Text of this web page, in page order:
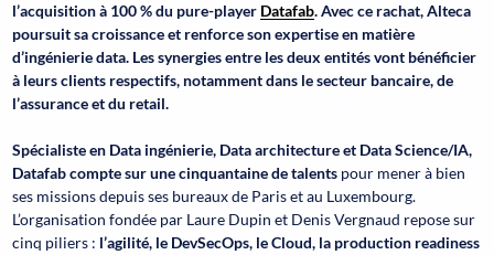
l’acquisition à 100 % du pure-player Datafab. Avec ce rachat, Alteca
poursuit sa croissance et renforce son expertise en matière
d’ingénierie data. Les synergies entre les deux entités vont bénéficier
à leurs clients respectifs, notamment dans le secteur bancaire, de
l’assurance et du retail.
Spécialiste en Data ingénierie, Data architecture et Data Science/IA,
Datafab compte sur une cinquantaine de talents pour mener à bien
ses missions depuis ses bureaux de Paris et au Luxembourg.
L’organisation fondée par Laure Dupin et Denis Vergnaud repose sur
cinq piliers : l’agilité, le DevSecOps, le Cloud, la production readiness